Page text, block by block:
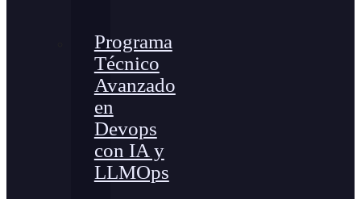
Programa
Técnico
Avanzado
en
Devops
con IA y
LLMOps